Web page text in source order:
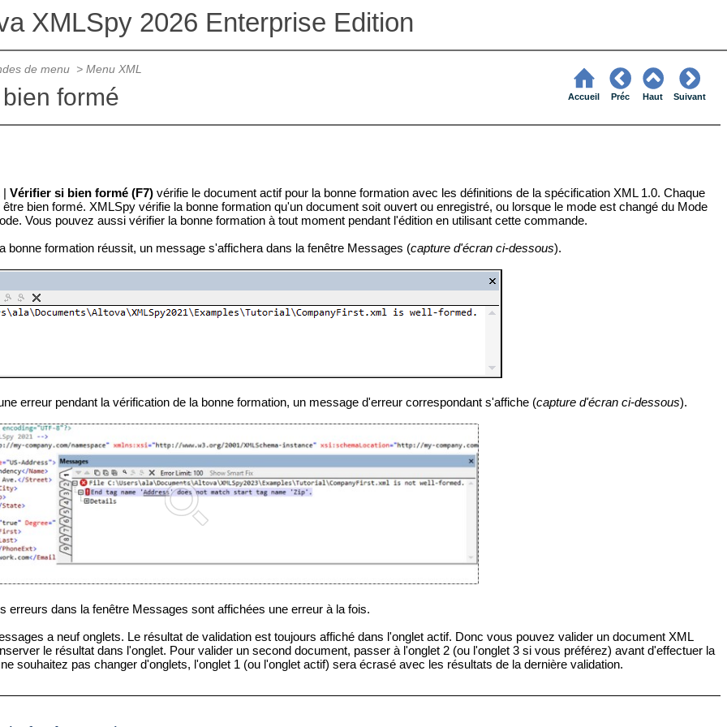
XMLSpy 2026 Enterprise Edition
de menu > Menu XML
formé Accueil Préc Haut Suivant
| Vérifier si bien formé (F7)vérifie le document actif pour la bonne formation avec les définitions de la spécification XML 1.0. Chaque
être bien formé. XMLSpy vérifie la bonne formation qu'un document soit ouvert ou enregistré, ou lorsque le mode est changé du Mode
Vous pouvez aussi vérifier la bonne formation à tout moment pendant l'édition en utilisant cette commande.
bonne formation réussit, un message s'affichera dans la fenêtre Messages (capture d'écran ci-dessous).
erreur pendant la vérification de la bonne formation, un message d'erreur correspondant s'affiche (capture d'écran ci-dessous).
erreurs dans la fenêtre Messages sont affichées une erreur à la fois.
a neuf onglets. Le résultat de validation est toujours affiché dans l'onglet actif. Donc vous pouvez valider un document XML
le résultat dans l'onglet. Pour valider un second document, passer à l'onglet 2 (ou l'onglet 3 si vous préférez) avant d'effectuer la
souhaitez pas changer d'onglets, l'onglet 1 (ou l'onglet actif) sera écrasé avec les résultats de la dernière validation.